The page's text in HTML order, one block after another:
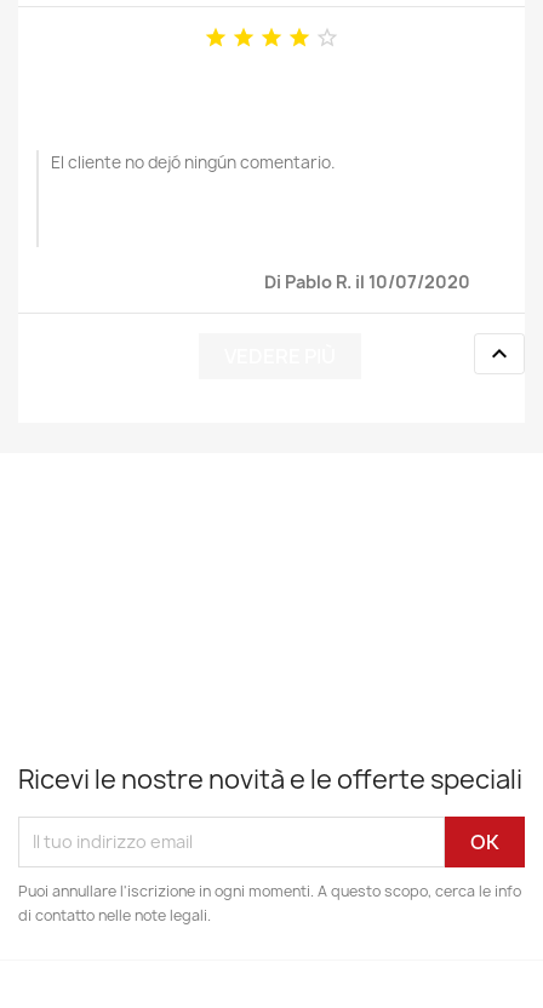
    
El cliente no dejó ningún comentario.
Di Pablo R. il 10/07/2020

Ricevi le nostre novità e le offerte speciali
Puoi annullare l'iscrizione in ogni momenti. A questo scopo, cerca le info
di contatto nelle note legali.